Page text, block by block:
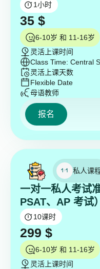
1小时
35 $
6-10岁 和 11-16岁
灵活上课时间
Class Time: Central
灵活上课天数
Flexible Date
母语教师
报名
私人课
一对一私人考试
PSAT、AP 考试）
10课时
299 $
6-10岁 和 11-16岁
灵活上课时间